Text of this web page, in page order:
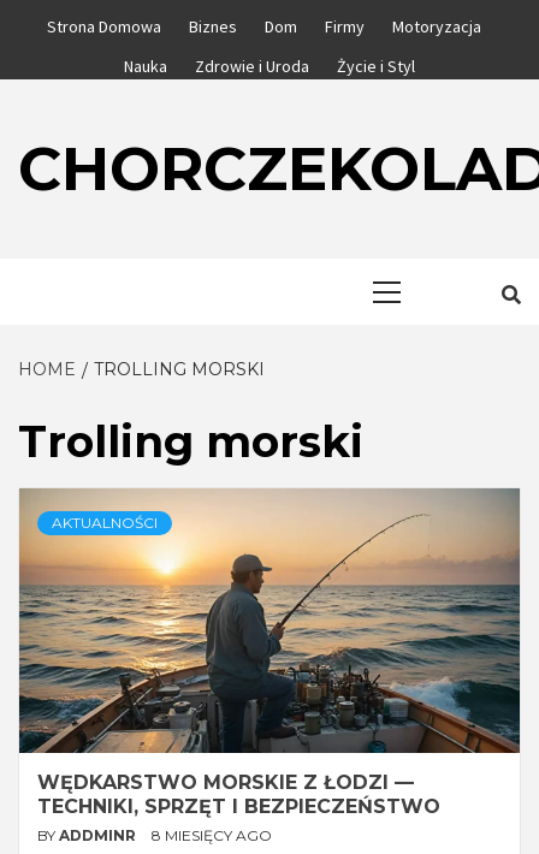
Strona Domowa Biznes Dom Firmy
Motoryzacja
Nauka
Zdrowie i Uroda Życie i Styl
HOME TROLLING MORSKI
Trolling morski
AKTUALNOŚCI
WĘDKARSTWO MORSKIE Z ŁODZI —
TECHNIKI, SPRZĘT I BEZPIECZEŃSTWO
BY ADDMINR 8 MIESIĘCY AGO